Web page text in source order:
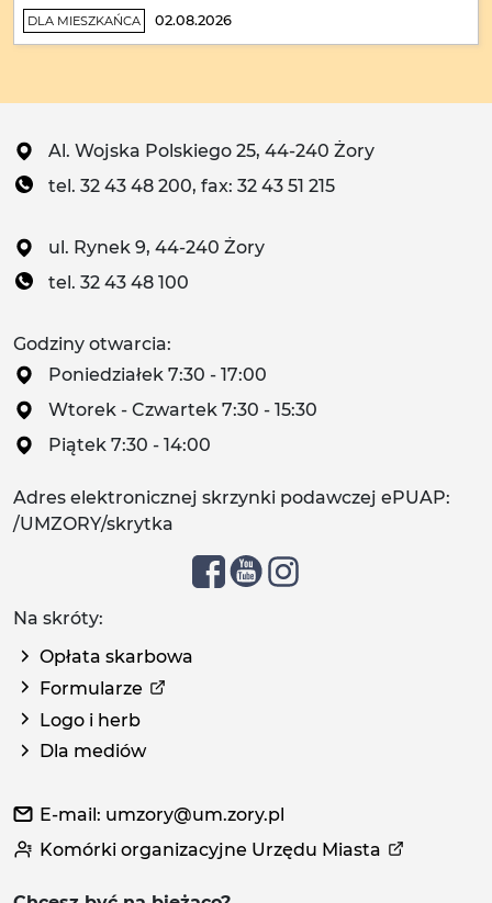
DLA MIESZKAŃCA 02.08.2026
Al. Wojska Polskiego 25, 44-240 Żory
tel. 32 43 48 200, fax: 32 43 51 215
ul. Rynek 9, 44-240 Żory
tel. 32 43 48 100
Godziny otwarcia:
Poniedziałek 7:30 - 17:00
Wtorek - Czwartek 7:30 - 15:30
Piątek 7:30 - 14:00
Adres elektronicznej skrzynki podawczej ePUAP:
/UMZORY/skrytka
Na skróty:
Opłata skarbowa
Formularze
Logo i herb
Dla mediów
E-mail: umzory@um.zory.pl
Komórki organizacyjne Urzędu Miasta